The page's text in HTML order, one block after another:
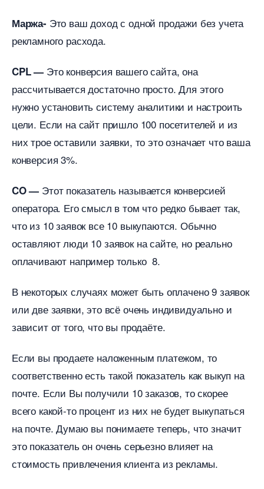
Маржа- Это ваш доход с одной продажи без учета
рекламного расхода.
CPL — Это конверсия вашего сайта, она
рассчитывается достаточно просто. Для этого
нужно установить систему аналитики и настроить
цели. Если на сайт пришло 100 посетителей и из
них трое оставили заявки, то это означает что ваша
конверсия 3%.
CO — Этот показатель называется конверсией
оператора. Его смысл в том что редко бывает так,
что из 10 заявок все 10 выкупаются. Обычно
оставляют люди 10 заявок на сайте, но реально
оплачивают например только 8.
некоторых случаях может быть оплачено 9 заявок
или две заявки, это всё очень индивидуально и
зависит от того, что вы продаёте.
Если вы продаете наложенным платежом, то
соответственно есть такой показатель как выкуп на
почте. Если Вы получили 10 заказов, то скорее
сего какой-то процент из них не будет выкупаться
на почте. Думаю вы понимаете теперь, что значит
это показатель он очень серьезно влияет на
стоимость привлечения клиента из рекламы.